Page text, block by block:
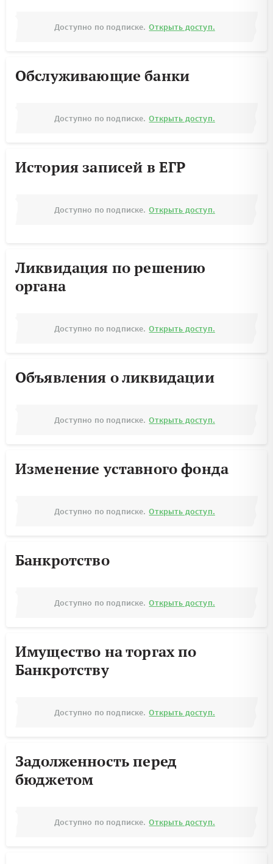
Доступно по подписке. Открыть доступ.
Обслуживающие банки
Доступно по подписке. Открыть доступ.
История записей в ЕГР
Доступно по подписке. Открыть доступ.
Ликвидация по решению
органа
Доступно по подписке. Открыть доступ.
Объявления о ликвидации
Доступно по подписке. Открыть доступ.
Изменение уставного фонда
Доступно по подписке. Открыть доступ.
Банкротство
Доступно по подписке. Открыть доступ.
Имущество на торгах по
Банкротству
Доступно по подписке. Открыть доступ.
Задолженность перед
бюджетом
Доступно по подписке. Открыть доступ.